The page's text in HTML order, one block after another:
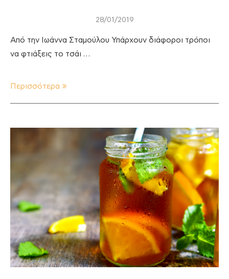
28/01/2019
Από την Ιωάννα Σταμούλου Υπάρχουν διάφοροι τρόποι
να φτιάξεις το τσάι …
Περισσότερα